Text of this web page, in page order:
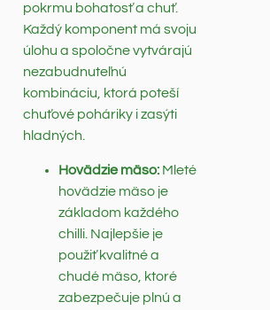
pokrmu bohatosť a chuť.
Každý komponent má svoju
úlohu a spoločne vytvárajú
nezabudnuteľnú
kombináciu, ktorá poteší
chuťové poháriky i zasýti
hladných.
Hovädzie mäso: Mleté
hovädzie mäso je
základom každého
chilli. Najlepšie je
použiť kvalitné a
chudé mäso, ktoré
zabezpečuje plnú a